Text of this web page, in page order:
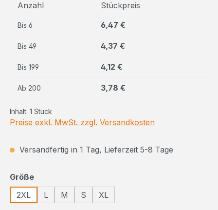
Anzahl Stückpreis
Bis 6 6,47 €
Bis 49 4,37 €
Bis 199 4,12 €
Ab 200 3,78 €
Inhalt: 1 Stück
Preise exkl. MwSt. zzgl. Versandkosten
Versandfertig in 1 Tag, Lieferzeit 5-8 Tage
Größeauswählen
2XL
L M S XL